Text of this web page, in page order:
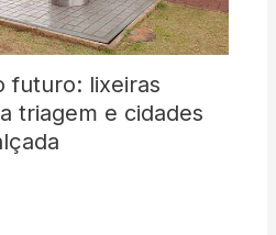
futuro: lixeiras
triagem e cidades